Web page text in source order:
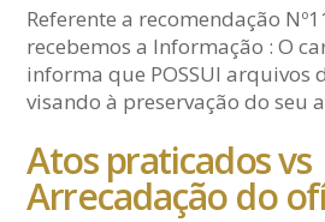
Referente a recomendação
recebemos a Informação : O
informa que POSSUI arquivos
visando à preservação do seu
Atos praticados vs
Arrecadação do